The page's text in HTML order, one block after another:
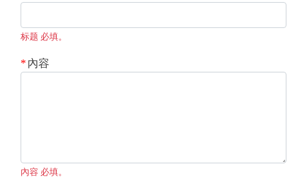
标题 必填。
內容
內容 必填。